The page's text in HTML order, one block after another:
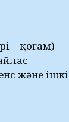
– қоғам)
және ішкі